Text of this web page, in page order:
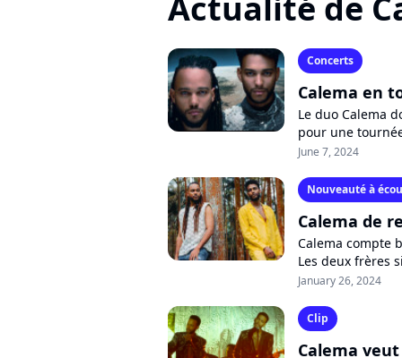
Concerts
Calema en
Le duo Calema
pour une
l'Accor Arena de
June 7, 2024
Nouveauté à
Calema de
Calema compte
Les deux frères
"Emmène moi",
January 26, 2024
Clip
Calema